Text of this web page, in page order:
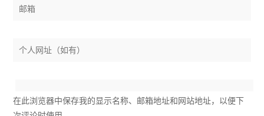
在此浏览器中保存我的显示名称、邮箱地址和网站地址，以便下